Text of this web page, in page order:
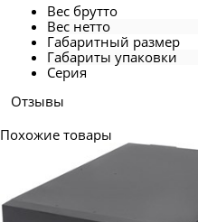
Вес брутто
Вес нетто
Габаритный размер
Габариты упаковки
Серия
Отзывы
Похожие товары